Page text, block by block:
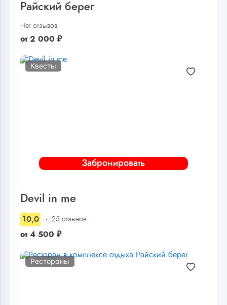
Райский берег
Нет отзывов
от 2 000 ₽
Забронировать
Квесты
Devil in me
10,0 25 отзывов
от 4 500 ₽
Рестораны